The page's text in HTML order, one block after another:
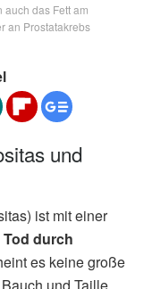
auch das Fett am
an Prostatakrebs
und
ist mit einer
Tod durch
es keine große
und Taille